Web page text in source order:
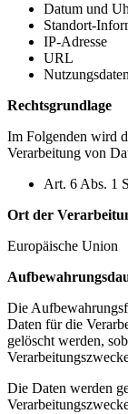
Datum und
Standort-
IP-Adresse
URL
Nutzungsdaten
Rechtsgrundlage
Im Folgenden wird
Verarbeitung von
Art. 6 Abs. 1
Ort der
Europäische Union
Die
Daten für die
gelöscht werden,
Die Daten werden